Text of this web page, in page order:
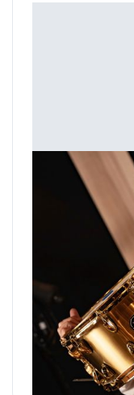
14" x 7"
⚡️Modèle
690,00 €